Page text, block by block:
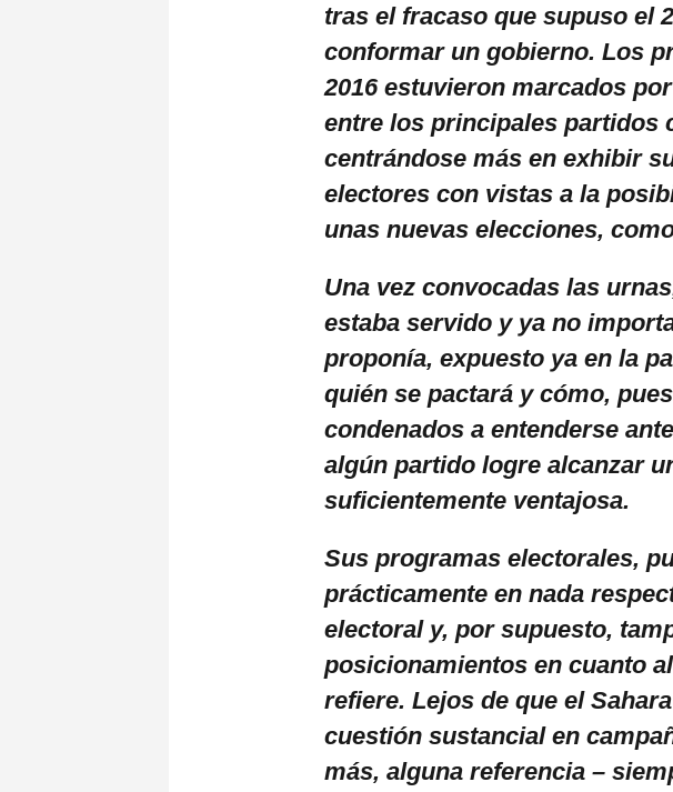
tras el fracaso que supuso el
conformar un gobierno. Los
2016 estuvieron marcados
entre los principales partidos
centrándose más en exhibir
electores con vistas a la
unas nuevas elecciones,
Una vez convocadas las
estaba servido y ya no
proponía, expuesto ya en la
quién se pactará y cómo,
condenados a entenderse
algún partido logre alcanzar
suficientemente ventajosa.
Sus programas electorales,
prácticamente en nada
electoral y, por supuesto,
posicionamientos en cuanto
refiere. Lejos de que el
cuestión sustancial en
más, alguna referencia –